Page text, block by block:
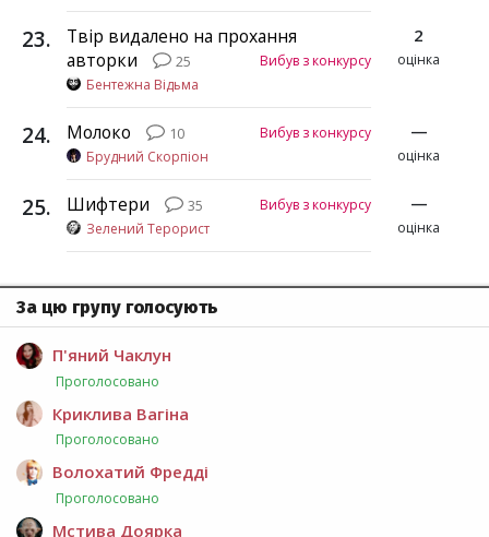
23.
Твір видалено на прохання
авторки
25
Вибув з конкурсу
Бентежна Відьма
2
оцінка
24. Молоко 10
Вибув з конкурсу
Брудний Скорпіон
—
оцінка
25. Шифтери 35
Вибув з конкурсу
Зелений Терорист
—
оцінка
За цю групу голосують
П'яний Чаклун
Проголосовано
Криклива Вагіна
Проголосовано
Волохатий Фредді
Проголосовано
Мстива Доярка